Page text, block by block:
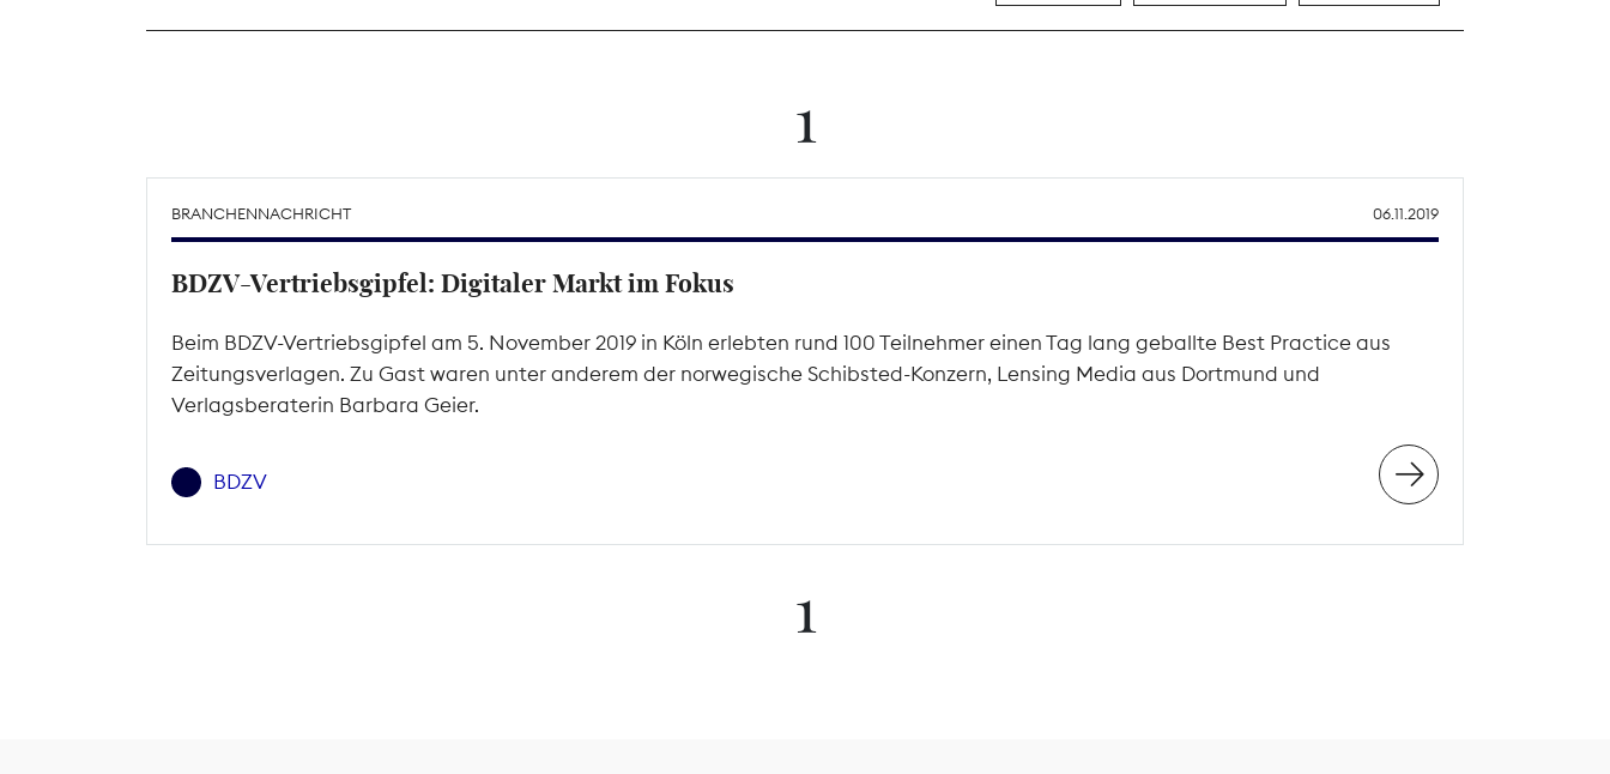
1
BRANCHENNACHRICHT 06.11.2019
BDZV-Vertriebsgipfel: Digitaler Markt im Fokus
Beim BDZV-Vertriebsgipfel am 5. November 2019 in Köln erlebten rund 100 Teilnehmer einen Tag lang geballte Best Practice aus
Zeitungsverlagen. Zu Gast waren unter anderem der norwegische Schibsted-Konzern, Lensing Media aus Dortmund und
Verlagsberaterin Barbara Geier.
BDZV
1